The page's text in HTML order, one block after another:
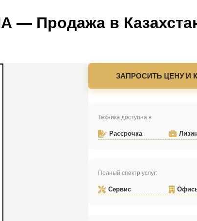
Продажа в
ЗАПРОСИТЬ ЦЕНУ И
Техника доступна в:
Рассрочка
Полный спектр услуг:
Сервис